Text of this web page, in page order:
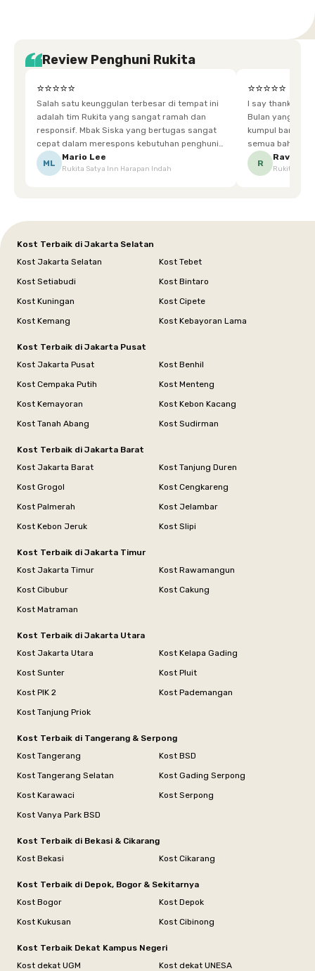
Review Penghuni Rukita
⭐⭐⭐⭐⭐
Salah satu keunggulan terbesar di tempat ini
adalah tim Rukita yang sangat ramah dan
responsif. Mbak Siska yang bertugas sangat
cepat dalam merespons kebutuhan penghuni.
Ketika saya meminta keset karena sempat
terpeleset, permintaan tersebut langsung
ML
Mario Lee
Rukita Satya Inn Harapan Indah
⭐⭐⭐⭐⭐
I say thankyou
Bulan yang super happy! banyak
kumpul bareng
semua bahagia
mgkn saran dari air aja & kebersihan lebih di
R
Ravena
Rukita
Kost Terbaik di Jakarta Selatan
Kost Jakarta Selatan
Kost Tebet
Kost Setiabudi
Kost Bintaro
Kost Kuningan
Kost Cipete
Kost Kemang
Kost Kebayoran Lama
Kost Terbaik di Jakarta Pusat
Kost Jakarta Pusat
Kost Benhil
Kost Cempaka Putih
Kost Menteng
Kost Kemayoran
Kost Kebon Kacang
Kost Tanah Abang
Kost Sudirman
Kost Terbaik di Jakarta Barat
Kost Jakarta Barat
Kost Tanjung Duren
Kost Grogol
Kost Cengkareng
Kost Palmerah
Kost Jelambar
Kost Kebon Jeruk
Kost Slipi
Kost Terbaik di Jakarta Timur
Kost Jakarta Timur
Kost Rawamangun
Kost Cibubur
Kost Cakung
Kost Matraman
Kost Terbaik di Jakarta Utara
Kost Jakarta Utara
Kost Kelapa Gading
Kost Sunter
Kost Pluit
Kost PIK 2
Kost Pademangan
Kost Tanjung Priok
Kost Terbaik di Tangerang & Serpong
Kost Tangerang
Kost BSD
Kost Tangerang Selatan
Kost Gading Serpong
Kost Karawaci
Kost Serpong
Kost Vanya Park BSD
Kost Terbaik di Bekasi & Cikarang
Kost Bekasi
Kost Cikarang
Kost Terbaik di Depok, Bogor & Sekitarnya
Kost Bogor
Kost Depok
Kost Kukusan
Kost Cibinong
Kost Terbaik Dekat Kampus Negeri
Kost dekat UGM
Kost dekat UNESA